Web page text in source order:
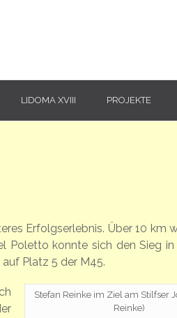
LIDOMA XVIII PROJEKTE
Erfolgserlebnis. Über 10 km
Poletto konnte sich den Sieg
Platz 5 der M45.
Stefan Reinke im Ziel am Stilfser
Reinke)